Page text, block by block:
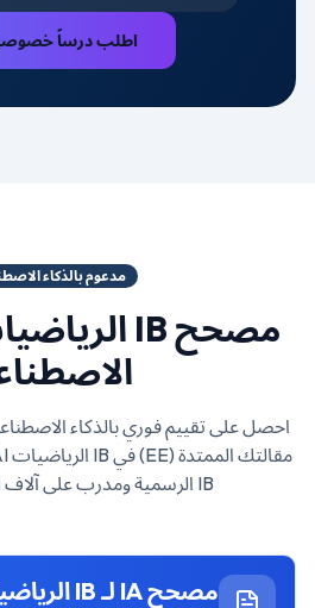
اطلب درساً
مدعوم بالذكاء
مصحح IB الرياضيات AI
مقالتك الممتدة (EE) في
IB الرياضيات AI
IB الرسمية ومدرب على آلاف النماذج المثالية.
مصحح IA لـ IB الرياضيات AI